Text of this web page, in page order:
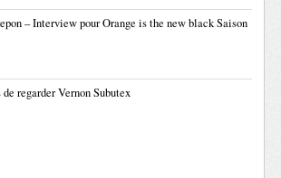
– Interview pour Orange is the new black Saison
de regarder Vernon Subutex